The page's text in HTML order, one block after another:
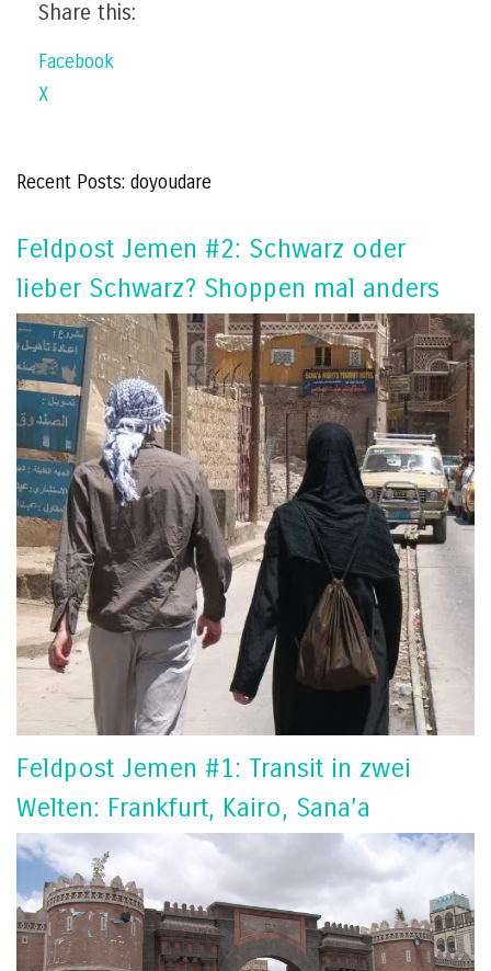
Share this:
Facebook
X
Recent Posts: doyoudare
Feldpost Jemen #2: Schwarz oder
lieber Schwarz? Shoppen mal anders
Feldpost Jemen #1: Transit in zwei
Welten: Frankfurt, Kairo, Sana’a